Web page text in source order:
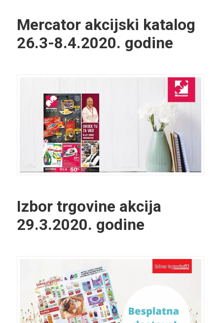
Mercator akcijski katalog
26.3-8.4.2020. godine
Izbor trgovine akcija
29.3.2020. godine